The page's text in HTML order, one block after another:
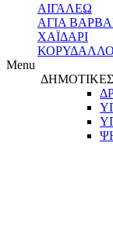
ΑΙΓΑΛΕΩ
ΑΓΙΑ
ΧΑΪΔΑΡΙ
Menu